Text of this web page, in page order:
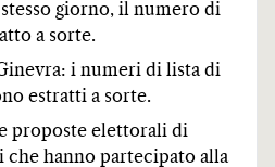
giorno, il numero di
a sorte.
i numeri di lista di
estratti a sorte.
proposte elettorali di
hanno partecipato alla